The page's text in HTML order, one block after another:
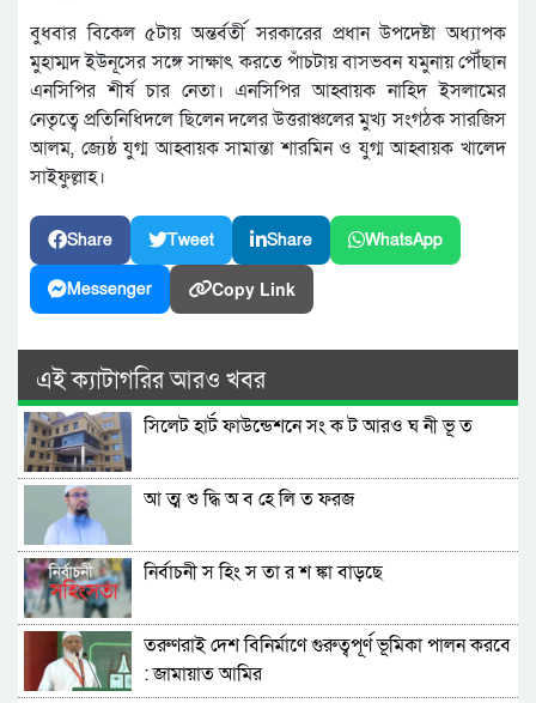
বুধবার বিকেল ৫টায় অন্তর্বর্তী সরকারের প্রধান উপদেষ্টা অধ্যাপক
মুহাম্মদ ইউনূসের সঙ্গে সাক্ষাৎ করতে পাঁচটায় বাসভবন যমুনায় পৌঁছান
এনসিপির শীর্ষ চার নেতা। এনসিপির আহ্বায়ক নাহিদ ইসলামের
নেতৃত্বে প্রতিনিধিদলে ছিলেন দলের উত্তরাঞ্চলের মুখ্য সংগঠক সারজিস
আলম, জ্যেষ্ঠ যুগ্ম আহ্বায়ক সামান্তা শারমিন ও যুগ্ম আহ্বায়ক খালেদ
সাইফুল্লাহ।
Share Tweet Share WhatsApp
Messenger Copy Link
এই ক্যাটাগরির আরও খবর
সিলেট হার্ট ফাউন্ডেশনে সং ক ট আরও ঘ নী ভূ ত
আ ত্ম শু দ্ধি অ ব হে লি ত ফরজ
নির্বাচনী স হিং স তা র শ ঙ্কা বাড়ছে
তরুণরাই দেশ বিনির্মাণে গুরুত্বপূর্ণ ভূমিকা পালন করবে
: জামায়াত আমির